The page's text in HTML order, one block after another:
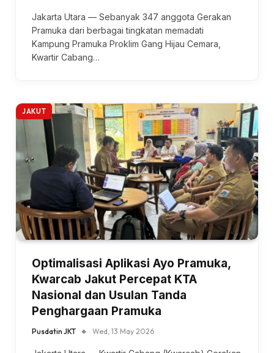
Jakarta Utara — Sebanyak 347 anggota Gerakan
Pramuka dari berbagai tingkatan memadati
Kampung Pramuka Proklim Gang Hijau Cemara,
Kwartir Cabang…
JAKUT
Optimalisasi Aplikasi Ayo Pramuka,
Kwarcab Jakut Percepat KTA
Nasional dan Usulan Tanda
Penghargaan Pramuka
Pusdatin JKT Wed, 13 May 2026